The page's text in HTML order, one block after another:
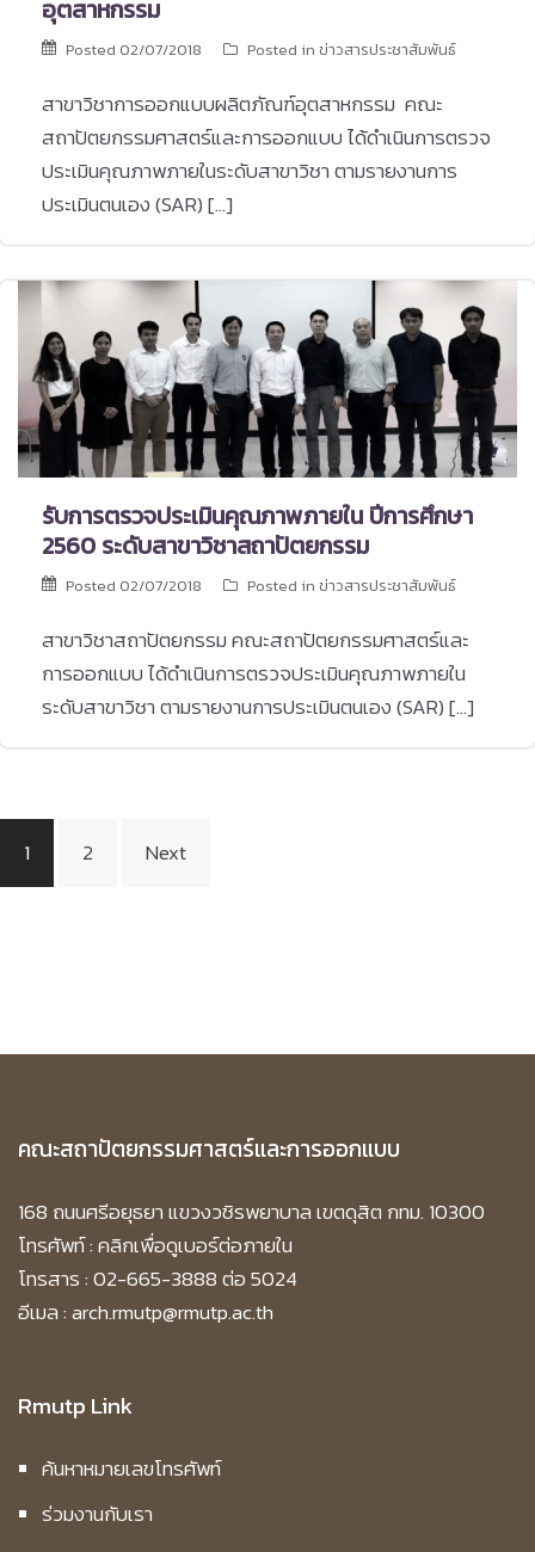
อุตสาหกรรม
Posted 02/07/2018 Posted in ข่าวสารประชาสัมพันธ์
สาขาวิชาการออกแบบผลิตภัณฑ์อุตสาหกรรม คณะ
สถาปัตยกรรมศาสตร์และการออกแบบ ได้ดำเนินการตรวจ
ประเมินคุณภาพภายในระดับสาขาวิชา ตามรายงานการ
ประเมินตนเอง (SAR) […]
รับการตรวจประเมินคุณภาพภายใน ปีการศึกษา
2560 ระดับสาขาวิชาสถาปัตยกรรม
Posted 02/07/2018 Posted in ข่าวสารประชาสัมพันธ์
สาขาวิชาสถาปัตยกรรม คณะสถาปัตยกรรมศาสตร์และ
การออกแบบ ได้ดำเนินการตรวจประเมินคุณภาพภายใน
ระดับสาขาวิชา ตามรายงานการประเมินตนเอง (SAR) […]
Posts
pagination
1 2 Next
คณะสถาปัตยกรรมศาสตร์และการออกแบบ
168 ถนนศรีอยุธยา แขวงวชิรพยาบาล เขตดุสิต กทม. 10300
โทรศัพท์ :คลิกเพื่อดูเบอร์ต่อภายใน
โทรสาร : 02-665-3888 ต่อ 5024
อีเมล : arch.rmutp@rmutp.ac.th
Rmutp Link
ค้นหาหมายเลขโทรศัพท์
ร่วมงานกับเรา